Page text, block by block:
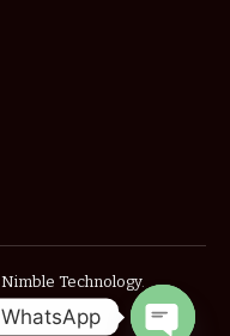
Nimble Technology.
WhatsApp